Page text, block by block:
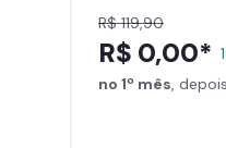
R$ 119,90
R$ 0,00*
no 1º mês,